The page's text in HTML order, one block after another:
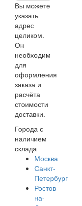
Вы можете
указать
адрес
целиком.
Он
необходим
для
оформления
заказа и
расчёта
стоимости
доставки.
Города с
наличием
склада
Москва
Санкт-
Петербург
Ростов-
на-